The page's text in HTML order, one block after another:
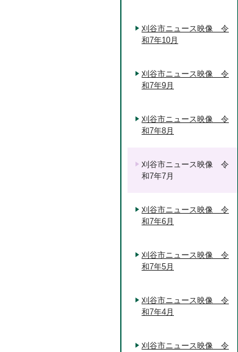
刈谷市ニュース映像 令
和7年10月
刈谷市ニュース映像 令
和7年9月
刈谷市ニュース映像 令
和7年8月
刈谷市ニュース映像 令
和7年7月
刈谷市ニュース映像 令
和7年6月
刈谷市ニュース映像 令
和7年5月
刈谷市ニュース映像 令
和7年4月
刈谷市ニュース映像 令